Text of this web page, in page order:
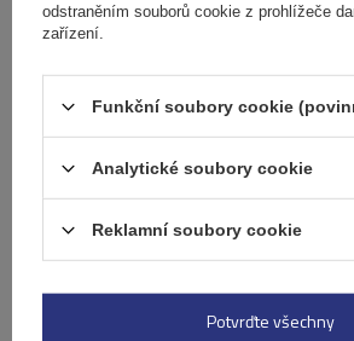
Přidat
košíku
odstraněním souborů cookie z prohlížeče
zařízení.
Funkční soubory cookie
Analytické soubory cookie
Reklamní soubory cookie
Potvrďte všechny